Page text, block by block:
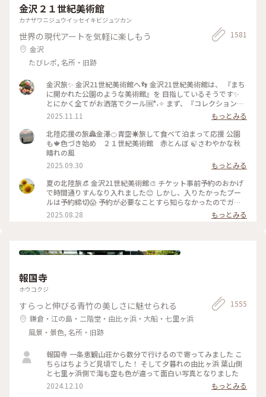
金沢２１世紀美術館
カナザワニジュウイッセイキビジュツカン
世界の現代アートを気軽に楽しもう
金沢
たびレポ, 名所・旧跡
1581
金沢旅✨ 金沢21世紀美術館へ👣 金沢21世紀美術館は、 『まち
に開かれた公園のような美術館』を 目指しているそうです✨
とにかく全てがお洒落でクール🆒°˖✧ まず、『コレクション展
2 文字の可能性』を鑑賞。 現代アート作品における「文字」
の表現に 焦点を当てて、文字が持つ可能性を 絵画、版画、
書、陶芸、映像など 様々な形式の作品を通して探求していま
す。 文字に関して多角的な視点から見た作品の数々、 こうい
う見方もあるんだ！と とても興味深かったです✨ また、
『SIDE CORE Living road, Living space / 生きている道、生き
るための場所』も鑑賞。 これは、アートチームSIDE COREの
展覧会で、 「道」や「移動」をテーマに、 ストリートカルチ
ャーの視点から 「異なる場所をつなぐ表現」、 「生きるため
の場所」を 美術館の中に創出することを目指しているそう✨
様々な角度から道や移動を見ている作品、 一体感もあってと
っても面白かったです！ 一日中いても楽しめる とっても素敵
所』 2025年10月18日(土) - 2026年3月15日(日) #金沢21世紀
#SIDECORELivingroadLivingspace/生きている道生きるため
2025.11.11
もっとみる
北陸応援の旅🏯金澤🍊青空☀️旅して食べて泊まって応援 公園
も🍁色づき始め ２１世紀美術館 赤とんぼ 🍃さわやかな秋
晴れの風
2025.09.30
もっとみる
夏の北陸旅👒 金沢21世紀美術館🎨‎ チケット事前予約のおかげ
で時間通りすんなり入れました😊 しかし、入りたかったプー
ルは予約締切😱 予約が必要なことすら知らなかったのでガッ
カリ💧 そうですよね、人気の美術館ですものね… そして雨の
ため、屋外でプールを上から覗くのも中止になっていました💧
み、上から覗くプールが見られるようになり急いで見学！ も
わいいラビットチェアや、憧れのアルネ・ヤコブセンデザイン
のアントチェアやスワンチェアに座れたのも満足✨ 女子トイレ
世紀美術館 #美術館 #金沢 #石川 #アートな景色
2025.08.28 もっとみる
報国寺
ホウコクジ
すらっと伸びる青竹の美しさに魅せられる
鎌倉・江の島・二階堂・由比ヶ浜・大船・七里ヶ浜
風景・景色, 名所・旧跡
1555
報国寺 一条恵観山荘から数分で行けるので寄ってみました こ
ちらはちようど見頃でした！ そして夕暮れの由比ヶ浜 葉山側
と七里ヶ浜側で海も空も色が違って面白い写真となりました
2024.12.10
もっとみる